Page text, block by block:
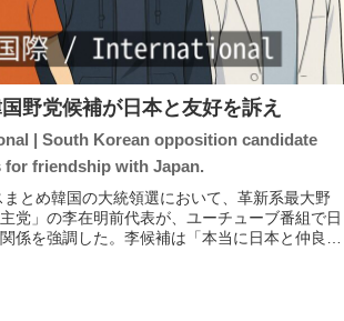
野党候補が日本と友好を訴え
| South Korean opposition candidate
for friendship with Japan.
まとめ韓国の大統領選において、革新系最大野
党」の李在明前代表が、ユーチューブ番組で日
係を強調した。李候補は「本当に日本と仲良く